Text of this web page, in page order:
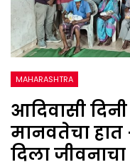
MAHARASHTRA
आदिवासी दिनी
मानवतेचा हात
दिला